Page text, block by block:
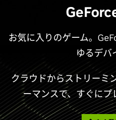
お気に入りのゲーム。
ゆるデバ
クラウドからストリーミ
ーマンスで、すぐにプ